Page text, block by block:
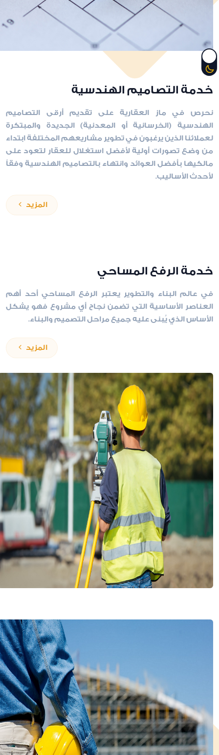
خدمة التصاميم الهندسية
نحرص في ماز العقارية على تقديم أرقى التصاميم
الهندسية (الخرسانية أو المعدنية) الجديدة والمبتكرة
لعملائنا الذين يرغبون في تطوير مشاريعهم المختلفة ابتداء
من وضع تصورات أولية لأفضل استغلال للعقار لتعود على
مالكيها بأفضل العوائد وانتهاء بالتصاميم الهندسية وفقاً
لأحدث الأساليب.
المزيد
خدمة الرفع المساحي
في عالم البناء والتطوير يعتبر الرفع المساحي أحد أهم
العناصر الأساسية التي تضمن نجاح أي مشروع فهو يشكل
الأساس الذي يُبنى عليه جميع مراحل التصميم والبناء.
المزيد